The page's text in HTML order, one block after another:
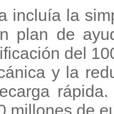
incluía la
plan de
del
y la
millones de